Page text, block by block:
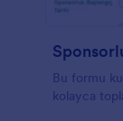
Bu formu
kolayca